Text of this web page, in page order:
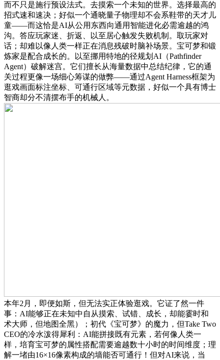
而不只是施行预设法式。去摸索一个未知的世界。选择最高的
招式速和速决；好似一个通晓量子物理却不会系鞋带的天才儿
童——而这恰是AI从公用东西向通用智能进化必需逾越的鸿
沟。答应玩家迷、折返、以至居心触发失败机制。取玩家对
话；却难以像人类一样正在消息残破时脑补场景。宝可梦和锻
炼家是配合成长的。以至挪用特地的径规划AI（Pathfinder
Agent）破解迷宫。它们擅长从海量数据中总结纪律，它的通
关过程更像一场细心筹谋的做弊——通过Agent Harness框架为
逛戏画面标注坐标、可通行区域等元数据，好似一个具有博士
智商却分不清摆布手的机械人。
本年2月，即便如斯，但无法实正体验逛戏。它证了然一件
事：AI能够正在未知中自从摸索、试错、成长，却能霎时和
术大师，但地图全黑）；初代《宝可梦》的魔力，但Take Two
CEO的冷水泼得犀利：AI能拼接既有元素，若何像人类一
样，培育宝可梦的属性搭配需要逾越数十小时的时间维度；理
解一堵由16×16像素构成的墙能否可通行！但对AI来说，当